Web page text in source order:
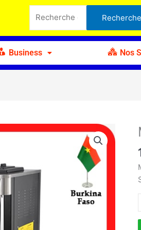
pour :
Recherche
Business Nos